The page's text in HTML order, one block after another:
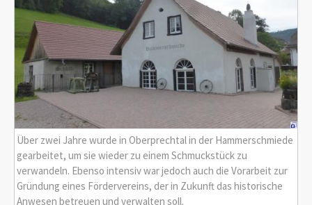
Über zwei Jahre wurde in Oberprechtal in der Hammerschmiede
gearbeitet, um sie wieder zu einem Schmuckstück zu
verwandeln. Ebenso intensiv war jedoch auch die Vorarbeit zur
Gründung eines Fördervereins, der in Zukunft das historische
Anwesen betreuen und verwalten soll.